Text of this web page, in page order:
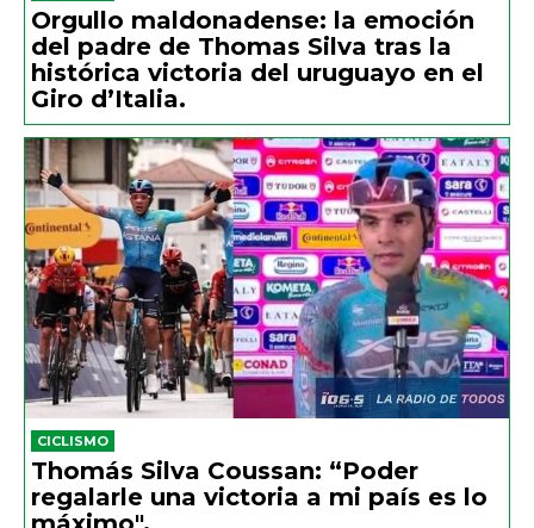
Orgullo maldonadense: la emoción
del padre de Thomas Silva tras la
histórica victoria del uruguayo en el
Giro d’Italia.
CICLISMO
Thomás Silva Coussan: “Poder
regalarle una victoria a mi país es lo